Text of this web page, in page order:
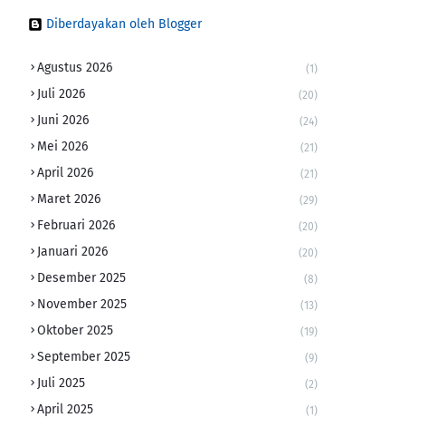
Diberdayakan oleh Blogger
Agustus 2026 (1)
Juli 2026 (20)
Juni 2026 (24)
Mei 2026 (21)
April 2026 (21)
Maret 2026 (29)
Februari 2026 (20)
Januari 2026 (20)
Desember 2025 (8)
November 2025 (13)
Oktober 2025 (19)
September 2025 (9)
Juli 2025 (2)
April 2025 (1)